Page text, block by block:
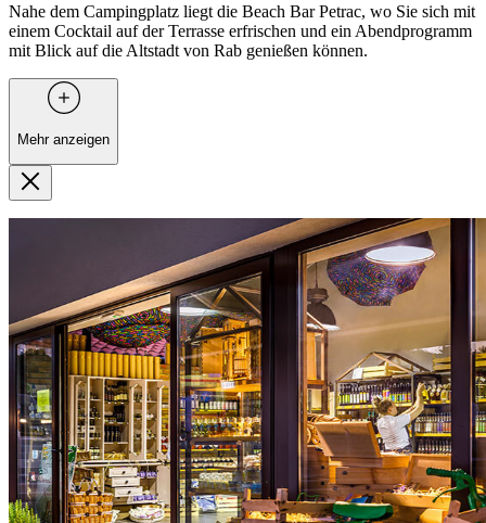
Nahe dem Campingplatz liegt die Beach Bar Petrac, wo Sie sich mit
einem Cocktail auf der Terrasse erfrischen und ein Abendprogramm
mit Blick auf die Altstadt von Rab genießen können.
Mehr anzeigen